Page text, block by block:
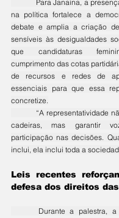
na política fortalece a
debate e amplia a criação
sensíveis às desigualdades
que candidaturas
cumprimento das cotas
de recursos e redes de
essenciais para que essa
concretize.
cadeiras, mas garantir
participação nas decisões.
inclui, ela inclui toda a
Leis recentes
defesa dos direitos